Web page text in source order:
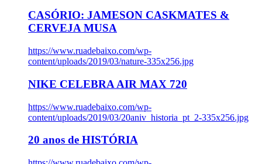
CASÓRIO: JAMESON CASKMATES &
CERVEJA MUSA
https://www.ruadebaixo.com/wp-
content/uploads/2019/03/nature-335x256.jpg
NIKE CELEBRA AIR MAX 720
https://www.ruadebaixo.com/wp-
content/uploads/2019/03/20aniv_historia_pt_2-335x256.jpg
20 anos de HISTÓRIA